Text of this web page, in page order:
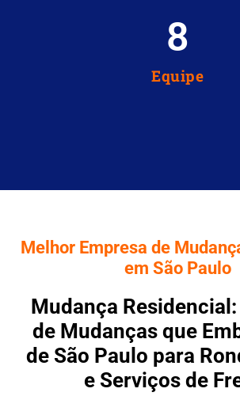
Equipe
8
Melhor Empresa de
em São Paulo
Mudança
de Mudanças que
de São Paulo para
e Serviços de